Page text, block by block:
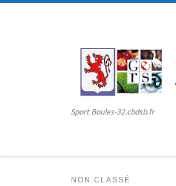
Sport Boules-32.cbdsb.fr
NON CLASSÉ